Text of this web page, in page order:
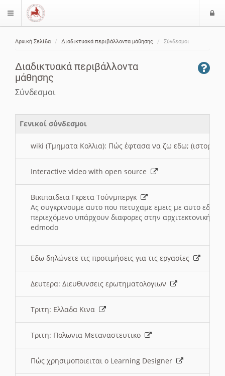
$langMenu
Αρχική Σελίδα Διαδικτυακά περιβάλλοντα μάθησης Σύνδεσμοι
Διαδικτυακά περιβάλλοντα
μάθησης
Σύνδεσμοι
Γενικοί σύνδεσμοι
wiki (Τμηματα Κολλια): Πώς έφτασα να ζω εδω; (ιστορια)
Interactive video with open source
Βικιπαιδεια Γκρετα Τούνμπεργκ
Ας συγκρινουμε αυτο που πετυχαμε εμεις με αυτο εδω
περιεχόμενο υπάρχουν διαφορες στην αρχιτεκτονική
edmodo
Εδω δηλώνετε τις προτιμήσεις για τις εργασίες
Δευτερα: Διευθυνσεις ερωτηματολογιων
Τριτη: Ελλαδα Κινα
Τριτη: Πολωνια Μεταναστευτικο
Πώς χρησιμοποιειται ο Learning Designer